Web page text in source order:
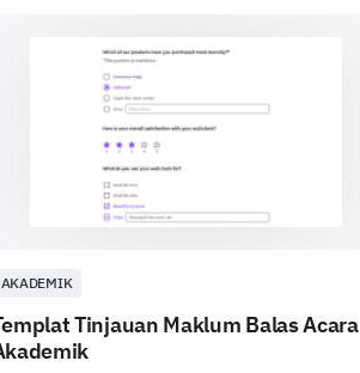
AKADEMIK
Tinjauan Maklum Balas Acara